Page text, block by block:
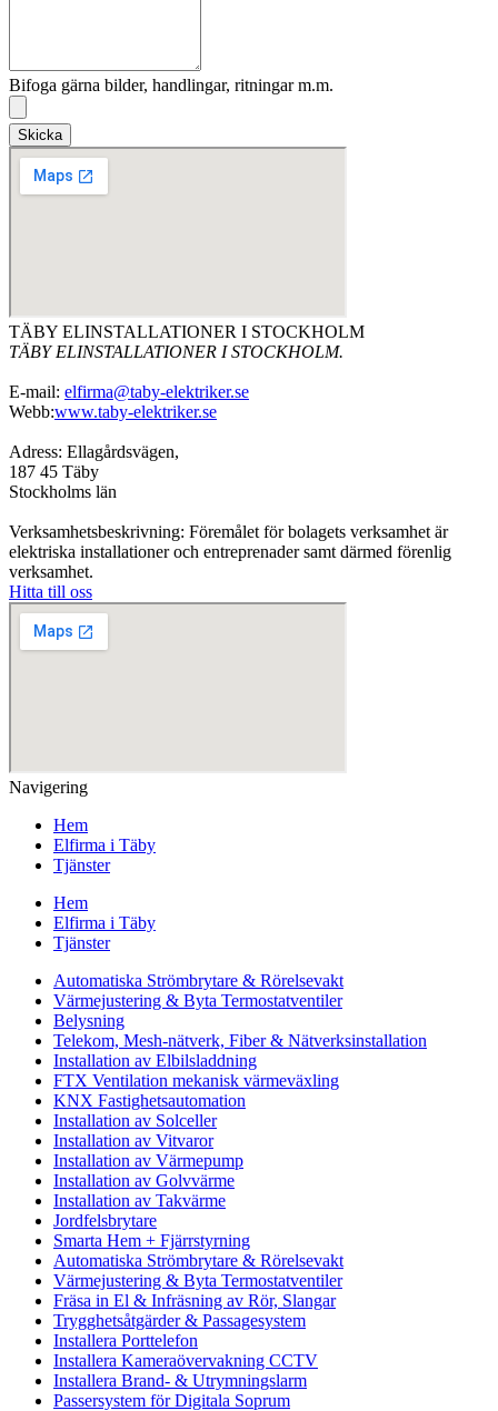
Bifoga gärna bilder, handlingar, ritningar m.m.
Skicka
TÄBY ELINSTALLATIONER I STOCKHOLM
TÄBY ELINSTALLATIONER I STOCKHOLM.
E-mail: elfirma@taby-elektriker.se
Webb:www.taby-elektriker.se
Adress: Ellagårdsvägen,
187 45 Täby
Stockholms län
Verksamhetsbeskrivning: Föremålet för bolagets verksamhet är
elektriska installationer och entreprenader samt därmed förenlig
verksamhet.
Hitta till oss
Navigering
Hem
Elfirma i Täby
Tjänster
Hem
Elfirma i Täby
Tjänster
Automatiska Strömbrytare & Rörelsevakt
Värmejustering & Byta Termostatventiler
Belysning
Telekom, Mesh-nätverk, Fiber & Nätverksinstallation
Installation av Elbilsladdning
FTX Ventilation mekanisk värmeväxling
KNX Fastighetsautomation
Installation av Solceller
Installation av Vitvaror
Installation av Värmepump
Installation av Golvvärme
Installation av Takvärme
Jordfelsbrytare
Smarta Hem + Fjärrstyrning
Automatiska Strömbrytare & Rörelsevakt
Värmejustering & Byta Termostatventiler
Fräsa in El & Infräsning av Rör, Slangar
Trygghetsåtgärder & Passagesystem
Installera Porttelefon
Installera Kameraövervakning CCTV
Installera Brand- & Utrymningslarm
Passersystem för Digitala Soprum